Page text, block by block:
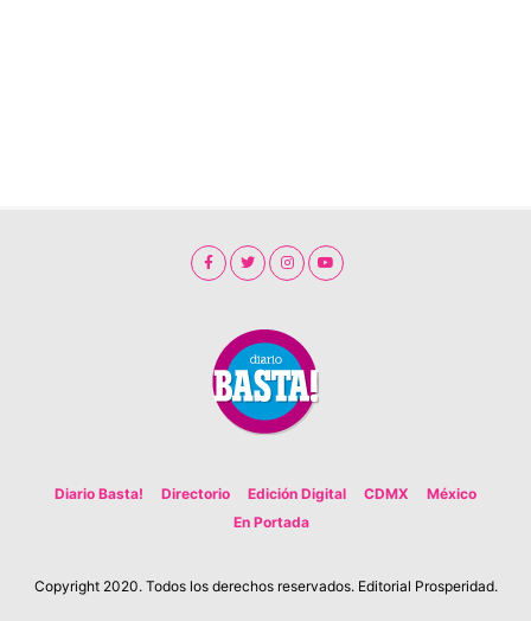
Diario Basta! Directorio Edición Digital CDMX
México
En Portada
Copyright 2020. Todos los derechos reservados. Editorial Prosperidad.